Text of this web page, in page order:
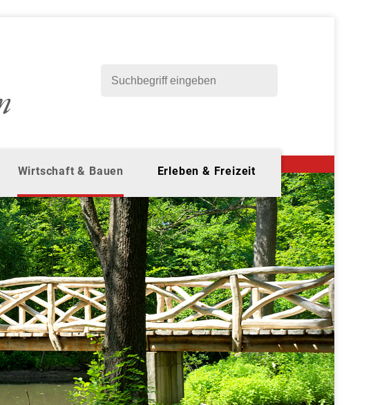
Wirtschaft & Bauen Erleben & Freizeit